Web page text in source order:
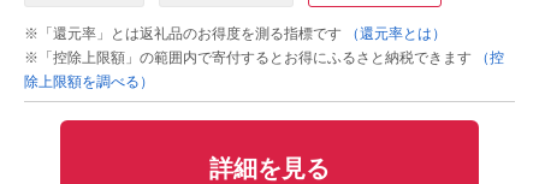
※「還元率」とは返礼品のお得度を測る指標です
（還元率とは）
※「控除上限額」の範囲内で寄付するとお得にふるさと納税できます
（控
除上限額を調べる）
詳細を見る